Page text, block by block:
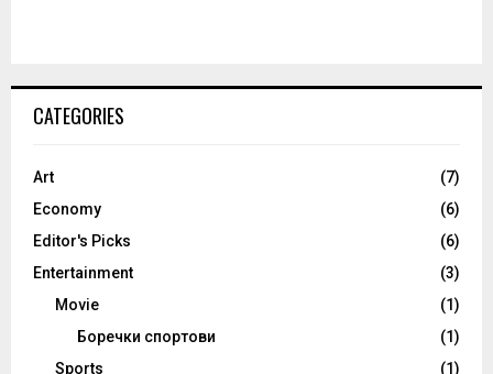
CATEGORIES
Art
(7)
Economy
(6)
Editor's Picks
(6)
Entertainment
(3)
Movie
(1)
Боречки спортови
(1)
Sports
(1)